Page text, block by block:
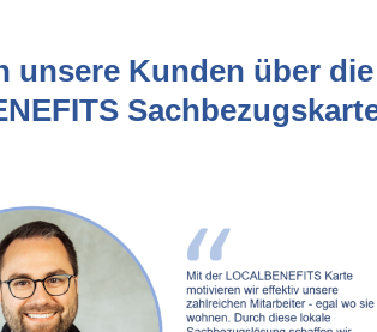
unsere Kunden über die